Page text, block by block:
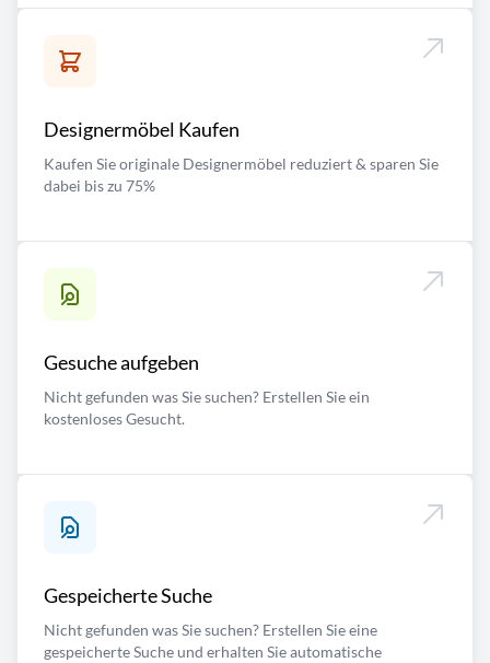
Designermöbel Kaufen
Kaufen Sie originale Designermöbel reduziert & sparen Sie
dabei bis zu 75%
Gesuche aufgeben
Nicht gefunden was Sie suchen? Erstellen Sie ein
kostenloses Gesucht.
Gespeicherte Suche
Nicht gefunden was Sie suchen? Erstellen Sie eine
gespeicherte Suche und erhalten Sie automatische